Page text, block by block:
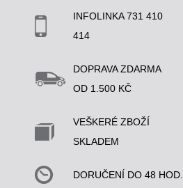
INFOLINKA 731 410
414
DOPRAVA ZDARMA
OD 1.500 KČ
VEŠKERÉ ZBOŽÍ
SKLADEM
DORUČENÍ DO 48 HOD.